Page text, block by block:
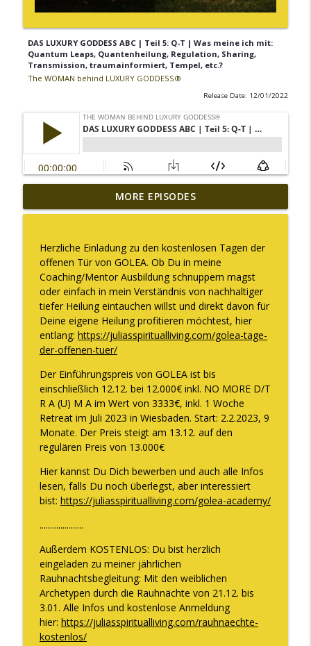
DAS LUXURY GODDESS ABC | Teil 5: Q-T | Was meine ich mit:
Quantum Leaps, Quantenheilung, Regulation, Sharing,
Transmission, traumainformiert, Tempel, etc.?
The WOMAN behind LUXURY GODDESS®
Release Date: 12/01/2022
Warum ich diesen Podcast pausiere
The WOMAN behind LUXURY GODDESS® info_outline
Was es bedeutet "Deine Kapazität zu
erweitern"
The WOMAN behind LUXURY GODDESS®
Embodiment ist für mich kein Trend!
The WOMAN behind LUXURY GODDESS®
DAS verändert sich, wenn Du Deine
Weiblichkeit endlich WIRKLICH lebst
The WOMAN behind LUXURY GODDESS®
info_outline
Wie Frau Sein für Dich purer Reichtum
Du brauchst mehr männliche Energie
The WOMAN behind LUXURY GODDESS® info_outline
Der Nr. 1 Grund, warum Du Dich wertlos
fühlst und wie Du das ab sofort ändern
kannst
The WOMAN behind LUXURY GODDESS®
DER energetische Shift, um 10.000€,
100.000€ oder auch die 1 Million Marke
MORE EPISODES
Herzliche Einladung zu den kostenlosen Tagen der
offenen Tür von GOLEA. Ob Du in meine
Coaching/Mentor Ausbildung schnuppern magst
oder einfach in mein Verständnis von nachhaltiger
tiefer Heilung eintauchen willst und direkt davon für
Deine eigene Heilung profitieren möchtest, hier
entlang: https://juliasspiritualliving.com/golea-tage-
der-offenen-tuer/
Der Einführungspreis von GOLEA ist bis
einschließlich 12.12. bei 12.000€ inkl. NO MORE D/T
R A (U) M A im Wert von 3333€, inkl. 1 Woche
Retreat im Juli 2023 in Wiesbaden. Start: 2.2.2023, 9
Monate. Der Preis steigt am 13.12. auf den
regulären Preis von 13.000€
Hier kannst Du Dich bewerben und auch alle Infos
lesen, falls Du noch überlegst, aber interessiert
bist: https://juliasspiritualliving.com/golea-academy/
.....................
Außerdem KOSTENLOS: Du bist herzlich
eingeladen zu meiner jährlichen
Rauhnachtsbegleitung: Mit den weiblichen
Archetypen durch die Rauhnächte von 21.12. bis
3.01. Alle Infos und kostenlose Anmeldung
hier: https://juliasspiritualliving.com/rauhnaechte-
kostenlos/